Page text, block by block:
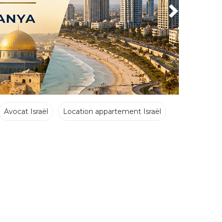
Avocat Israël Location appartement Israël